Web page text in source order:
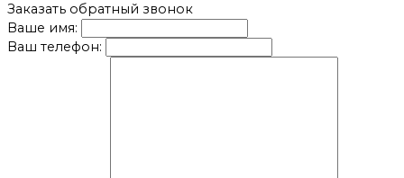
Заказать обратный звонок
Ваше имя:
Ваш телефон: